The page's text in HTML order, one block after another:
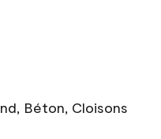
Béton, Cloisons